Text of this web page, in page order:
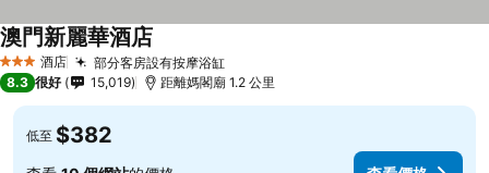
3 星級 酒店 部分客房設有按摩浴缸
澳門新麗華酒店
8.3 很好 15,019 距離媽閣廟 1.2 公里
低至 $382